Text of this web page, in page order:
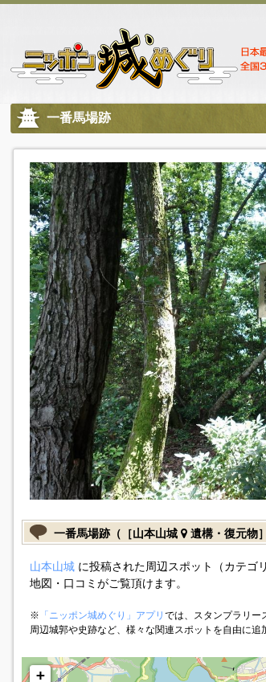
一番馬場跡
一番馬場跡（［山本山城 遺構・復元物］
山本山城に投稿された周辺スポット（カテゴ
地図・口コミがご覧頂けます。
※ 「ニッポン城めぐり」アプリ では、スタンプラリー
周辺城郭や史跡など、様々な関連スポットを自由に追
+